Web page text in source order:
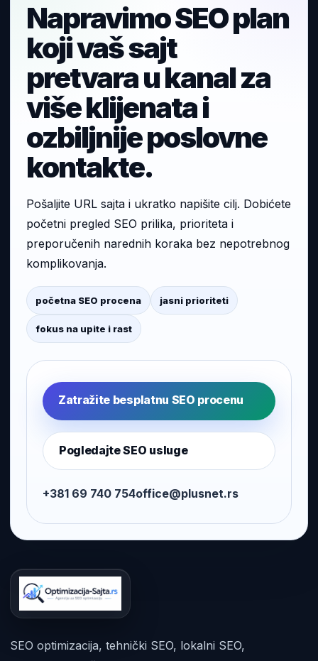
Napravimo SEO plan
koji vaš sajt
pretvara u kanal za
više klijenata i
ozbiljnije poslovne
kontakte.
Pošaljite URL sajta i ukratko napišite cilj. Dobićete
početni pregled SEO prilika, prioriteta i
preporučenih narednih koraka bez nepotrebnog
komplikovanja.
početna SEO procena jasni prioriteti
fokus na upite i rast
Zatražite besplatnu SEO procenu
Pogledajte SEO usluge
+381 69 740 754office@plusnet.rs
SEO optimizacija, tehnički SEO, lokalni SEO,